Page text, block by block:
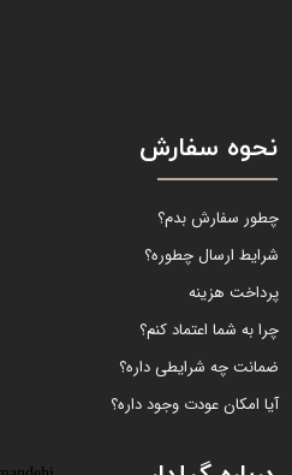
نحوه سفارش
چطور سفارش بدم؟
شرایط ارسال چطوره؟
پرداخت هزینه
چرا به شما اعتماد کنم؟
ضمانت چه شرایطی داره؟
آیا امکان عودت وجود داره؟